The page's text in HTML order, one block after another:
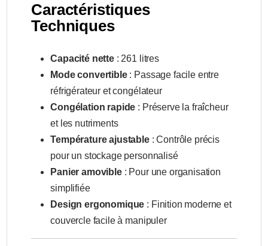
Caractéristiques
Techniques
Capacité nette: 261 litres
Mode convertible: Passage facile entre
réfrigérateur et congélateur
Congélation rapide : Préserve la fraîcheur
et les nutriments
Température ajustable: Contrôle précis
pour un stockage personnalisé
Panier amovible: Pour une organisation
simplifiée
Design ergonomique : Finition moderne et
couvercle facile à manipuler